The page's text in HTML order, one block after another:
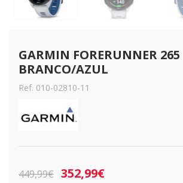
GARMIN FORERUNNER 265
BRANCO/AZUL
Ref. 010-02810-11
449,99€ 352,99€